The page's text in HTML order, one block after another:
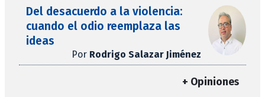
Del desacuerdo a la violencia:
cuando el odio reemplaza las
ideas
Por Rodrigo Salazar Jiménez
+ Opiniones